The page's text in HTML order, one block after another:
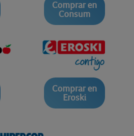
Comprar en
Consum
Comprar en
Eroski